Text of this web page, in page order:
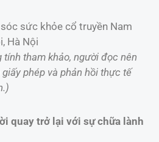
sức khỏe cổ truyền Nam
Hà Nội
tính tham khảo, người đọc nên
phép và phản hồi thực tế
quay trở lại với sự chữa lành